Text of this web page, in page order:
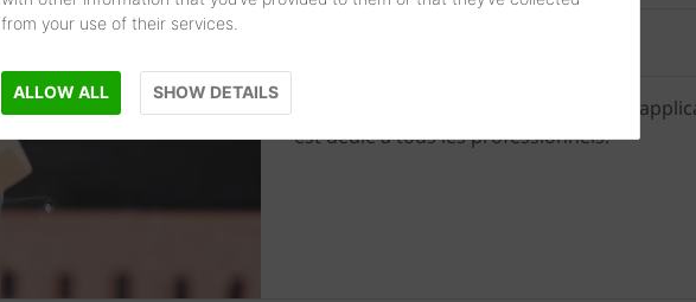
from your use of their services.
ALLOW ALL SHOW DETAILS
Un site pour accèder à l'ensemble des
est dédié à tous les professionnels.